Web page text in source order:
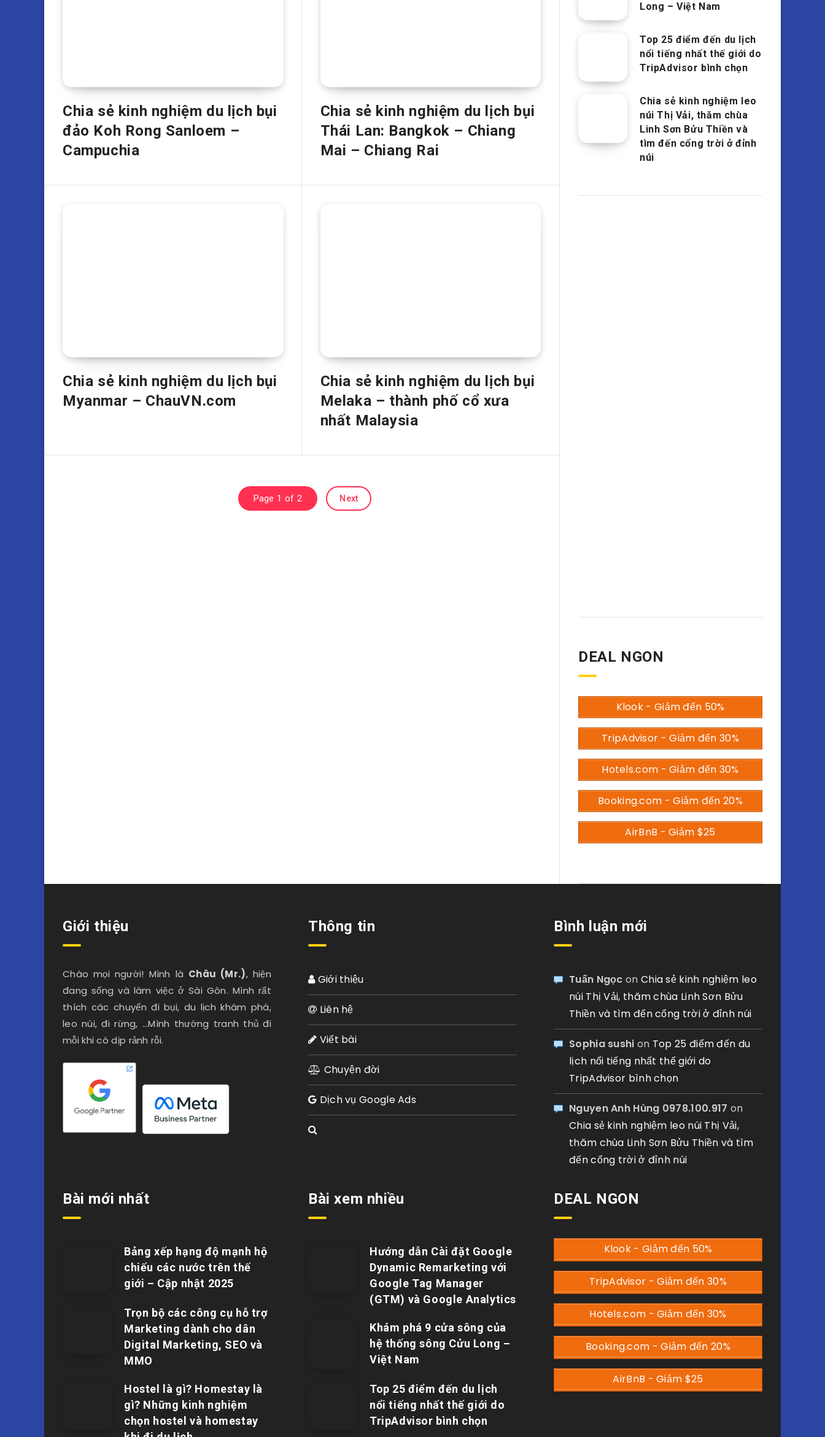
Chia sẻ kinh nghiệm du lịch bụi
đảo Koh Rong Sanloem –
Campuchia
Chia sẻ kinh nghiệm du lịch bụi
Thái Lan: Bangkok – Chiang
Mai – Chiang Rai
Chia sẻ kinh nghiệm du lịch bụi
Myanmar – ChauVN.com
Chia sẻ kinh nghiệm du lịch bụi
Melaka – thành phố cổ xưa
nhất Malaysia
Page 1 of 2 Next
Long – Việt Nam
Top 25 điểm đến du lịch
nổi tiếng nhất thế giới do
TripAdvisor bình chọn
Chia sẻ kinh nghiệm leo
núi Thị Vải, thăm chùa
Linh Sơn Bửu Thiền và
tìm đến cổng trời ở đỉnh
núi
DEAL NGON
Klook - Giảm đến 50%
TripAdvisor - Giảm đến 30%
Hotels.com - Giảm đến 30%
Booking.com - Giảm đến 20%
AirBnB - Giảm $25
Giới thiệu
Chào mọi người! Mình là Châu (Mr.), hiện
đang sống và làm việc ở Sài Gòn. Mình rất
thích các chuyến đi bụi, du lịch khám phá,
leo núi, đi rừng, …Mình thường tranh thủ đi
mỗi khi có dịp rảnh rỗi.
Thông tin
Giới thiệu
Liên hệ
Viết bài
Chuyện đời
Dịch vụ Google Ads
Bình luận mới
Tuấn Ngọc on Chia sẻ kinh nghiệm leo
núi Thị Vải, thăm chùa Linh Sơn Bửu
Thiền và tìm đến cổng trời ở đỉnh núi
Sophia sushi on Top 25 điểm đến du
lịch nổi tiếng nhất thế giới do
TripAdvisor bình chọn
Nguyen Anh Hùng 0978.100.917 on
Chia sẻ kinh nghiệm leo núi Thị Vải,
thăm chùa Linh Sơn Bửu Thiền và tìm
đến cổng trời ở đỉnh núi
Bài mới nhất
Bảng xếp hạng độ mạnh hộ
chiếu các nước trên thế
giới – Cập nhật 2025
Trọn bộ các công cụ hỗ trợ
Marketing dành cho dân
Digital Marketing, SEO và
MMO
Hostel là gì? Homestay là
gì? Những kinh nghiệm
chọn hostel và homestay
Bài xem nhiều
Hướng dẫn Cài đặt Google
Dynamic Remarketing với
Google Tag Manager
(GTM) và Google Analytics
Khám phá 9 cửa sông của
hệ thống sông Cửu Long –
Việt Nam
Top 25 điểm đến du lịch
nổi tiếng nhất thế giới do
TripAdvisor bình chọn
DEAL NGON
Klook - Giảm đến 50%
TripAdvisor - Giảm đến 30%
Hotels.com - Giảm đến 30%
Booking.com - Giảm đến 20%
AirBnB - Giảm $25